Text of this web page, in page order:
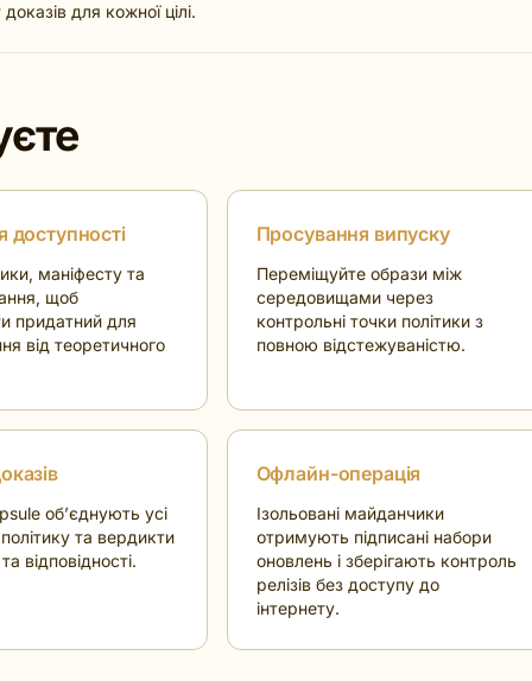
для кожної цілі.
доступності
маніфесту та
щоб
придатний для
від теоретичного
Просування випуску
Переміщуйте образи між
середовищами через
контрольні точки політики з
повною відстежуваністю.
об’єднують усі
політику та вердикти
відповідності.
Офлайн-операція
Ізольовані майданчики
отримують підписані набори
оновлень і зберігають контроль
релізів без доступу до
інтернету.